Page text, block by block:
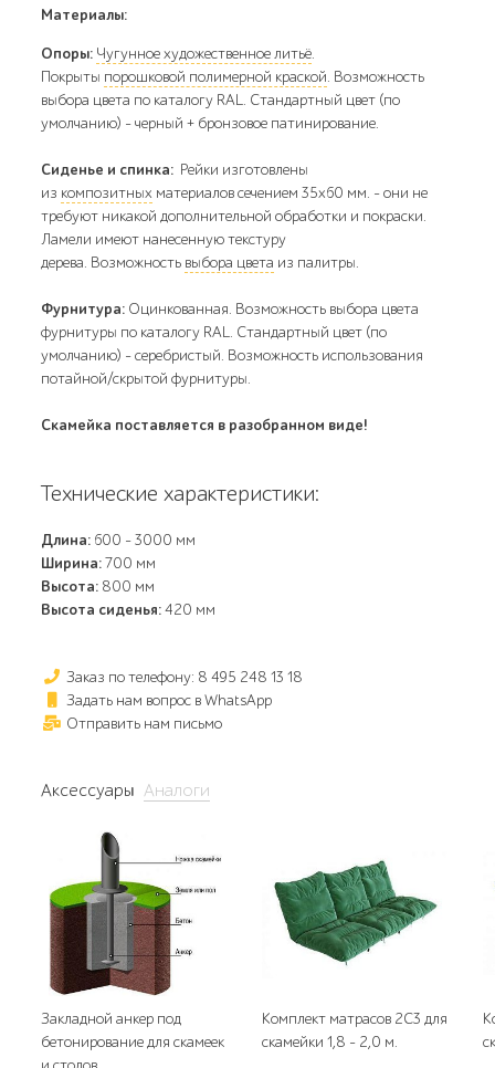
Материалы:
Опоры: Чугунное художественное литьё.
Покрыты порошковой полимерной краской. Возможность
выбора цвета по каталогу RAL. Стандартный цвет (по
умолчанию) - черный + бронзовое патинирование.
Сиденье и спинка: Рейки изготовлены
из композитных материалов сечением 35х60 мм. - они не
требуют никакой дополнительной обработки и покраски.
Ламели имеют нанесенную текстуру
дерева. Возможность выбора цвета из палитры.
Фурнитура: Оцинкованная. Возможность выбора цвета
фурнитуры по каталогу RAL. Стандартный цвет (по
умолчанию) - серебристый. Возможность использования
потайной/скрытой фурнитуры.
Скамейка поставляется в разобранном виде!
Технические характеристики:
Длина: 600 - 3000 мм
Ширина:700 мм
Высота: 800 мм
Высота сиденья:420 мм
Заказ по телефону: 8 495 248 13 18
Задать нам вопрос в WhatsApp
Отправить нам письмо
Аксессуары Аналоги
Закладной анкер под
бетонирование для скамеек
Комплект матрасов 2С3 для
скамейки 1,8 - 2,0 м.